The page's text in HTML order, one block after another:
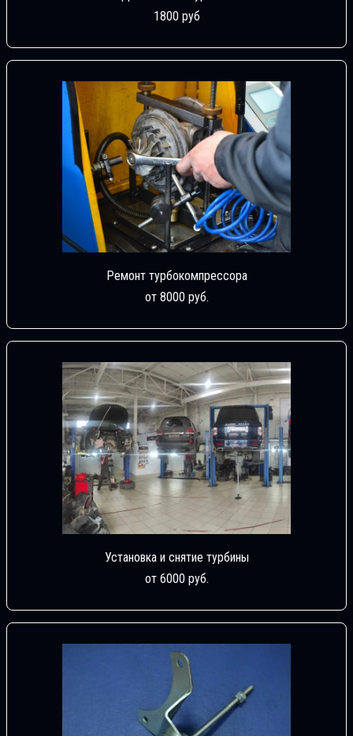
1800 руб
Ремонт турбокомпрессора
от 8000 руб.
Установка и снятие турбины
от 6000 руб.